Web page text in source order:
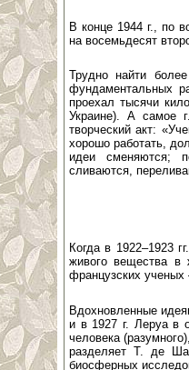
В конце 1944 г., по
на восемьдесят
Трудно найти
фундаментальных
проехал тысячи
Украине). А самое
творческий акт:
хорошо работать,
идеи сменяются;
сливаются,
Когда в 1922–1923
живого вещества в
французских
Вдохновленные
и в 1927 г. Леруа в
человека
разделяет Т. де
биосферных